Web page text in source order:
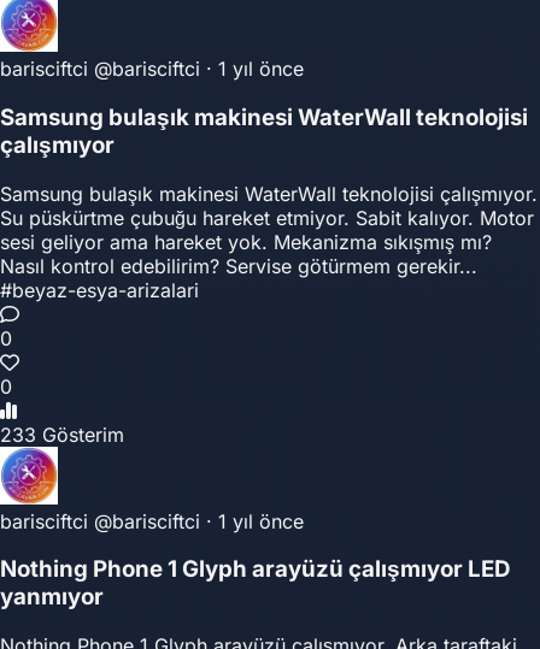
barisciftci @barisciftci · 1 yıl önce
Samsung bulaşık makinesi WaterWall teknolojisi
çalışmıyor
Samsung bulaşık makinesi WaterWall teknolojisi çalışmıyor.
Su püskürtme çubuğu hareket etmiyor. Sabit kalıyor. Motor
sesi geliyor ama hareket yok. Mekanizma sıkışmış mı?
Nasıl kontrol edebilirim? Servise götürmem gerekir...
#beyaz-esya-arizalari
0
0
233 Gösterim
barisciftci @barisciftci · 1 yıl önce
Nothing Phone 1 Glyph arayüzü çalışmıyor LED
yanmıyor